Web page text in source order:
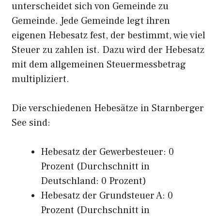
unterscheidet sich von Gemeinde zu
Gemeinde. Jede Gemeinde legt ihren
eigenen Hebesatz fest, der bestimmt, wie viel
Steuer zu zahlen ist. Dazu wird der Hebesatz
mit dem allgemeinen Steuermessbetrag
multipliziert.
Die verschiedenen Hebesätze in Starnberger
See sind:
Hebesatz der Gewerbesteuer: 0
Prozent (Durchschnitt in
Deutschland: 0 Prozent)
Hebesatz der Grundsteuer A: 0
Prozent (Durchschnitt in